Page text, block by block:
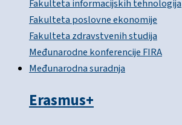
Fakulteta informacijskih tehnologija
Fakulteta poslovne ekonomije
Fakulteta zdravstvenih studija
Međunarodne konferencije FIRA
Međunarodna suradnja
Erasmus+